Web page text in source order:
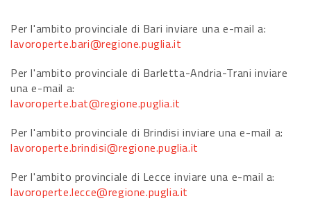
Per l'ambito provinciale di Bari inviare una e-mail a:
lavoroperte.bari@regione.puglia.it
Per l'ambito provinciale di Barletta-Andria-Trani inviare
una e-mail a:
lavoroperte.bat@regione.puglia.it
Per l'ambito provinciale di Brindisi inviare una e-mail a:
lavoroperte.brindisi@regione.puglia.it
Per l'ambito provinciale di Lecce inviare una e-mail a:
lavoroperte.lecce@regione.puglia.it